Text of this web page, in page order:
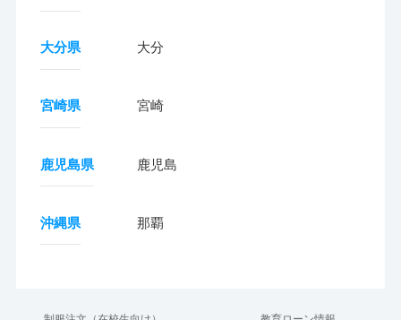
大分県 大分
宮崎県 宮崎
鹿児島県 鹿児島
沖縄県 那覇